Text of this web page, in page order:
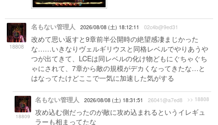
18808
名もない管理人 2026/08/08 (土) 18:12:11 02c4b@9ed31
改めて思い返すと9章前半公開時の絶望感凄まじかった
な……いきなりヴェルギリウスと同格レベルでやりあうや
つが出てきて、LCEは同レベルの化け物どもにぐちゃぐち
ゃにされて、7章から敵の規模がデカくなってきたな…と
はなってたけどここで一気に加速した気がする
18809
名もない管理人 2026/08/08 (土) 18:31:51 26041@a7ed8 >> 18808
攻め込む側だったのが敵に攻め込まれるというイレギュ
ラーも相まってたな